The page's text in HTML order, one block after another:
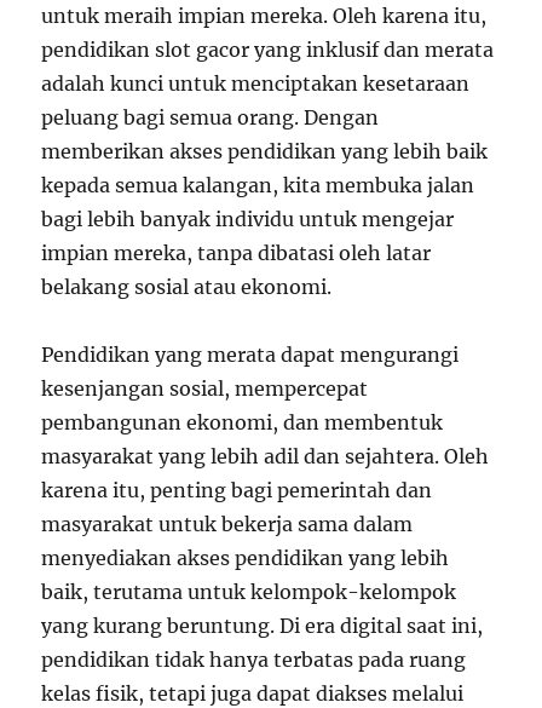
untuk meraih impian mereka. Oleh karena itu,
pendidikan slot gacor yang inklusif dan merata
adalah kunci untuk menciptakan kesetaraan
peluang bagi semua orang. Dengan
memberikan akses pendidikan yang lebih baik
kepada semua kalangan, kita membuka jalan
bagi lebih banyak individu untuk mengejar
impian mereka, tanpa dibatasi oleh latar
belakang sosial atau ekonomi.
Pendidikan yang merata dapat mengurangi
kesenjangan sosial, mempercepat
pembangunan ekonomi, dan membentuk
masyarakat yang lebih adil dan sejahtera. Oleh
karena itu, penting bagi pemerintah dan
masyarakat untuk bekerja sama dalam
menyediakan akses pendidikan yang lebih
baik, terutama untuk kelompok-kelompok
yang kurang beruntung. Di era digital saat ini,
pendidikan tidak hanya terbatas pada ruang
kelas fisik, tetapi juga dapat diakses melalui